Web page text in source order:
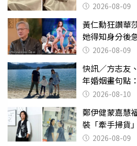
2026-08-09
黃仁勳狂讚華
她得知身分後
2026-08-09
快訊／方志友
年婚姻畫句點
2026-08-10
鄭伊健蒙嘉慧
裝「牽手掃貨
2026-08-09